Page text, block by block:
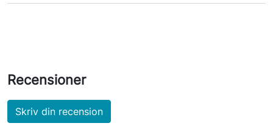
Recensioner
Skriv din recension